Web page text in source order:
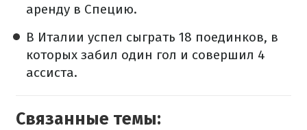
аренду в Специю.
В Италии успел сыграть 18 поединков, в
которых забил один гол и совершил 4
ассиста.
Связанные темы: